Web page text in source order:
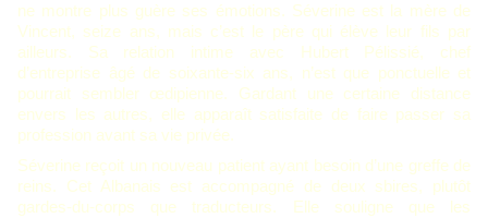
ne montre plus guère ses émotions. Séverine est la mère de
Vincent, seize ans, mais c’est le père qui élève leur fils par
ailleurs. Sa relation intime avec Hubert Pélissié, chef
d’entreprise âgé de soixante-six ans, n’est que ponctuelle et
pourrait sembler œdipienne. Gardant une certaine distance
envers les autres, elle apparaît satisfaite de faire passer sa
profession avant sa vie privée.
Séverine reçoit un nouveau patient ayant besoin d’une greffe de
reins. Cet Albanais est accompagné de deux sbires, plutôt
gardes-du-corps que traducteurs. Elle souligne que les